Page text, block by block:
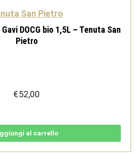
San Pietro
DOCG bio 1,5L – Tenuta San
Pietro
€52,00
al carrello